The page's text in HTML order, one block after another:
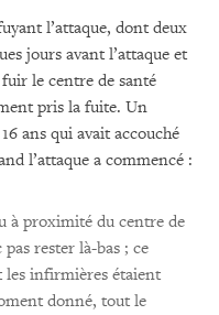
l’attaque, dont deux
jours avant l’attaque et
le centre de santé
pris la fuite. Un
ans qui avait accouché
l’attaque a commencé :
à proximité du centre de
rester là-bas ; ce
les infirmières étaient
donné, tout le